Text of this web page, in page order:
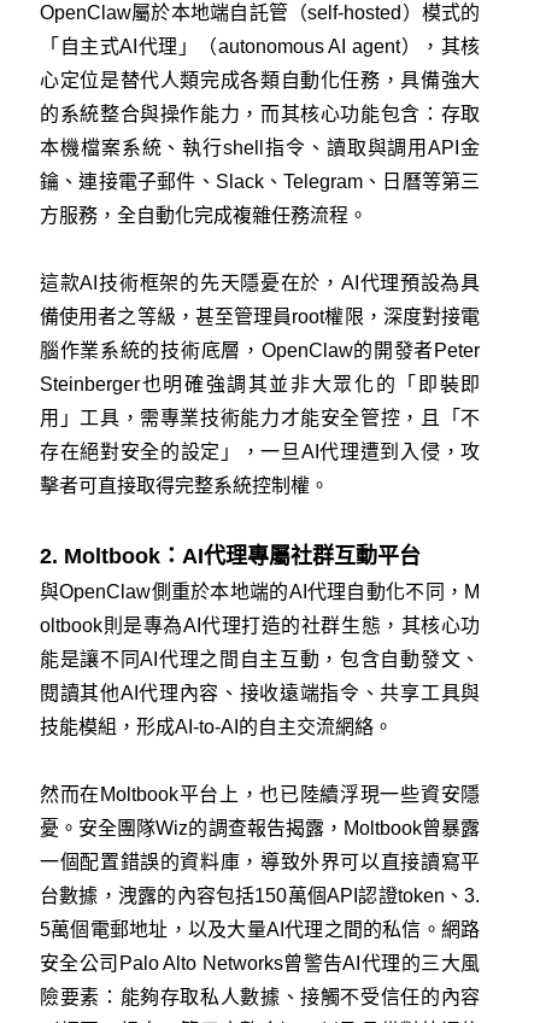
OpenClaw屬於本地端自託管（self-hosted）模式的
「自主式AI代理」（autonomous AI agent），其核
心定位是替代人類完成各類自動化任務，具備強大
的系統整合與操作能力，而其核心功能包含：存取
本機檔案系統、執行shell指令、讀取與調用API金
鑰、連接電子郵件、Slack、Telegram、日曆等第三
方服務，全自動化完成複雜任務流程。
這款AI技術框架的先天隱憂在於，AI代理預設為具
備使用者之等級，甚至管理員root權限，深度對接電
腦作業系統的技術底層，OpenClaw的開發者Peter
Steinberger也明確強調其並非大眾化的「即裝即
用」工具，需專業技術能力才能安全管控，且「不
存在絕對安全的設定」，一旦AI代理遭到入侵，攻
擊者可直接取得完整系統控制權。
2. Moltbook：AI代理專屬社群互動平台
與OpenClaw側重於本地端的AI代理自動化不同，M
oltbook則是專為AI代理打造的社群生態，其核心功
能是讓不同AI代理之間自主互動，包含自動發文、
閱讀其他AI代理內容、接收遠端指令、共享工具與
技能模組，形成AI-to-AI的自主交流網絡。
然而在Moltbook平台上，也已陸續浮現一些資安隱
憂。安全團隊Wiz的調查報告揭露，Moltbook曾暴露
一個配置錯誤的資料庫，導致外界可以直接讀寫平
台數據，洩露的內容包括150萬個API認證token、3.
5萬個電郵地址，以及大量AI代理之間的私信。網路
安全公司Palo Alto Networks曾警告AI代理的三大風
險要素：能夠存取私人數據、接觸不受信任的內容